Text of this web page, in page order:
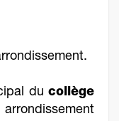
ducollège